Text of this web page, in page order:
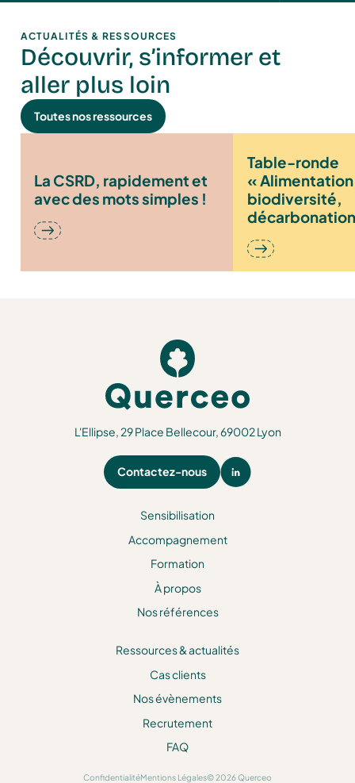
ACTUALITÉS & RESSOURCES
Découvrir, s’informer et
aller plus loin
Toutes nos ressources
La CSRD, rapidement et
avec des mots simples !
Table-ronde
«
biodiversité,
l’agriculture
enjeux de la
écologique »
L'Ellipse, 29 Place Bellecour, 69002 Lyon
Contactez-nous
Sensibilisation
Accompagnement
Formation
À propos
Nos références
Ressources & actualités
Cas clients
Nos évènements
Recrutement
FAQ
ConfidentialitéMentions Légales© 2026 Querceo